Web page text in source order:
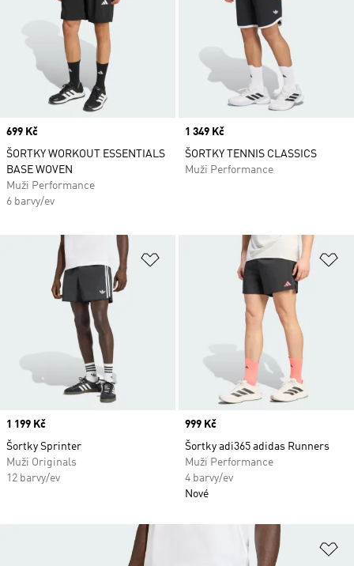
Price
699 Kč
ŠORTKY WORKOUT ESSENTIALS
BASE WOVEN
Muži Performance
6 barvy/ev
Price
1 349 Kč
ŠORTKY TENNIS CLASSICS
Muži Performance
Přidat do seznamu přání
Price
1 199 Kč
Šortky Sprinter
Muži Originals
12 barvy/ev
Price
999 Kč
Šortky adi365 adidas Runners
Muži Performance
4 barvy/ev
Nové